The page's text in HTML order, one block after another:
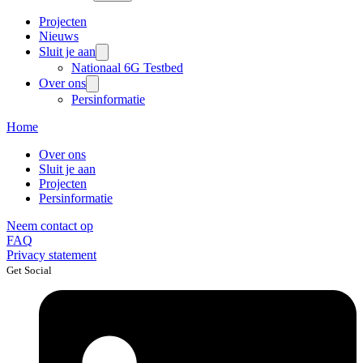
Projecten
Nieuws
Sluit je aan
Nationaal 6G Testbed
Over ons
Persinformatie
Home
Over ons
Sluit je aan
Projecten
Persinformatie
Neem contact op
FAQ
Privacy statement
Get Social